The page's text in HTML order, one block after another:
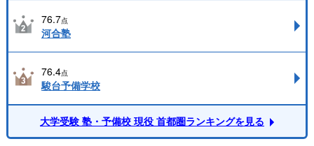
76.7点
河合塾
76.4点
駿台予備学校
大学受験 塾・予備校 現役 首都圏ランキングを見る